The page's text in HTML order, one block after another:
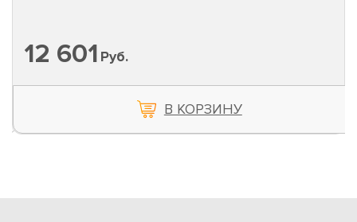
12 601 Руб.
В КОРЗИНУ